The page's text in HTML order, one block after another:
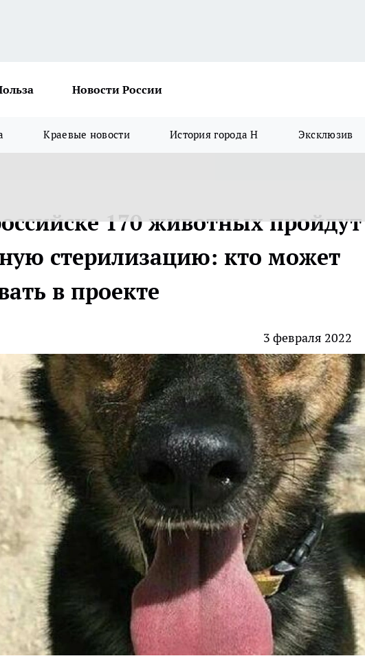
Новости России
Краевые новости История города Н Эксклюзив
170 животных пройдут
стерилизацию: кто может
в проекте
3 февраля 2022